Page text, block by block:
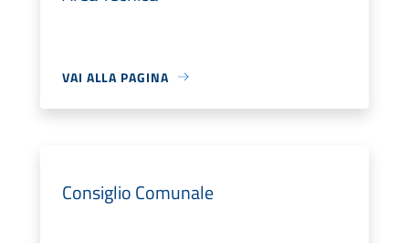
VAI ALLA PAGINA
Consiglio Comunale